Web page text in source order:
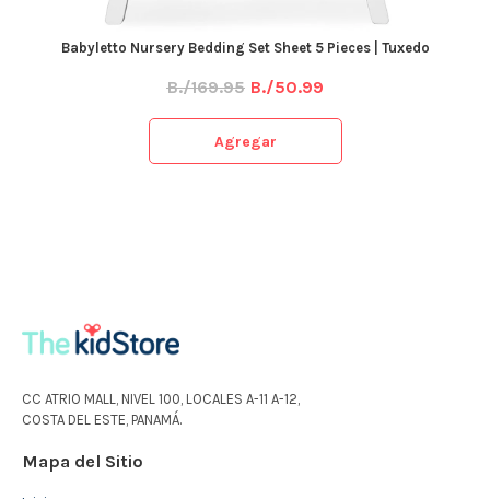
Babyletto Nursery Bedding Set Sheet 5 Pieces | Tuxedo
B./169.95 B./50.99
Agregar
CC ATRIO MALL, NIVEL 100, LOCALES A-11 A-12,
COSTA DEL ESTE, PANAMÁ.
Mapa del Sitio